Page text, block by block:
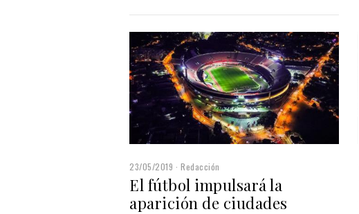
23/05/2019 Redacción
El fútbol impulsará la
aparición de ciudades